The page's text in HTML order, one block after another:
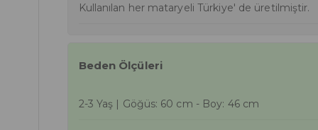
Kullanılan her mataryeli Türkiye' de üretilmiştir.
Beden Ölçüleri
2-3 Yaş | Göğüs: 60 cm - Boy: 46 cm